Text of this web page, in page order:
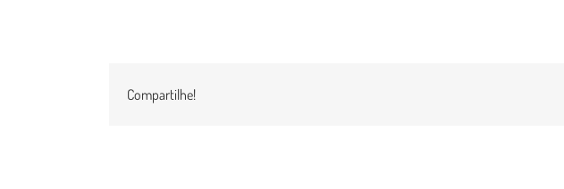
Compartilhe!